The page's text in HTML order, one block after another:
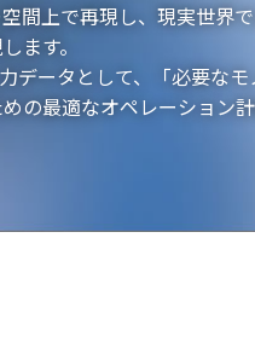
間上で再現し、現実世界
ます。
ータとして、「必要なモ
の最適なオペレーション計